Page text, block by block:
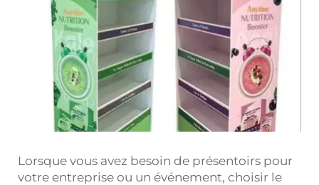
Lorsque vous avez besoin de présentoirs pour
votre entreprise ou un événement, choisir le